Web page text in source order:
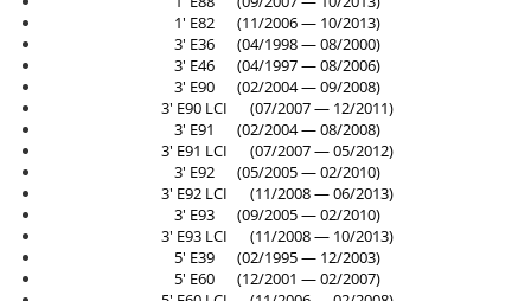
Elemente caroserie
Inchidere aripa
Oglindă
Overfender aripa
Panou acoperire trigger
Plafon
Praguri
Rama radiator
1' E82 (11/2006 — 10/2013)
3' E36 (04/1998 — 08/2000)
3' E46 (04/1997 — 08/2006)
3' E90 (02/2004 — 09/2008)
3' E90 LCI (07/2007 — 12/2011)
3' E91 (02/2004 — 08/2008)
3' E91 LCI (07/2007 — 05/2012)
3' E92 (05/2005 — 02/2010)
3' E92 LCI (11/2008 — 06/2013)
3' E93 (09/2005 — 02/2010)
3' E93 LCI (11/2008 — 10/2013)
5' E39 (02/1995 — 12/2003)
5' E60 (12/2001 — 02/2007)